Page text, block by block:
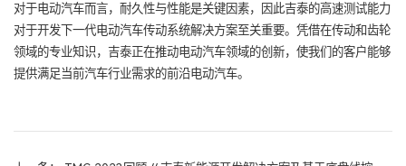
对于电动汽车而言，耐久性与性能是关键因素，因此吉泰的高速测试能力
对于开发下一代电动汽车传动系统解决方案至关重要。凭借在传动和齿轮
领域的专业知识，吉泰正在推动电动汽车领域的创新，使我们的客户能够
提供满足当前汽车行业需求的前沿电动汽车。